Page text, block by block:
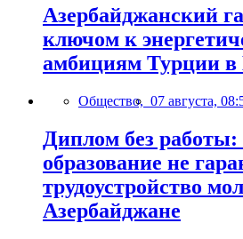
Азербайджанский
ключом к
амбициям Турции в
Общество, 07 августа,
Диплом без работы:
образование не
трудоустройство
Азербайджане